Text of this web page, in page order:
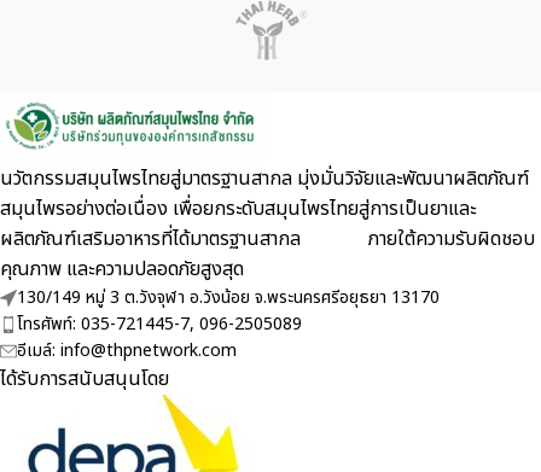
นวัตกรรมสมุนไพรไทยสู่มาตรฐานสากล มุ่งมั่นวิจัยและพัฒนาผลิตภัณฑ์
สมุนไพรอย่างต่อเนื่อง เพื่อยกระดับสมุนไพรไทยสู่การเป็นยาและ
ผลิตภัณฑ์เสริมอาหารที่ได้มาตรฐานสากล ภายใต้ความรับผิดชอบ
คุณภาพ และความปลอดภัยสูงสุด
130/149 หมู่ 3 ต.วังจุฬา อ.วังน้อย จ.พระนครศรีอยุธยา 13170
โทรศัพท์: 035-721445-7, 096-2505089
อีเมล์: info@thpnetwork.com
ได้รับการสนับสนุนโดย